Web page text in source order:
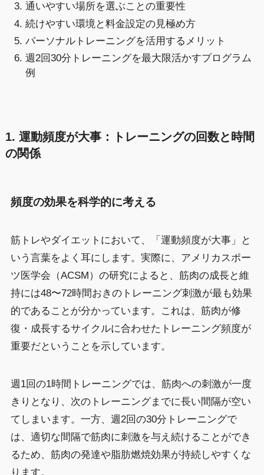
通いやすい場所を選ぶことの重要性
続けやすい環境と料金設定の見極め方
パーソナルトレーニングを活用するメリット
週2回30分トレーニングを最大限活かすプログラム
例
1. 運動頻度が大事：トレーニングの回数と時間
の関係
頻度の効果を科学的に考える
筋トレやダイエットにおいて、「運動頻度が大事」と
いう言葉をよく耳にします。実際に、アメリカスポー
ツ医学会（ACSM）の研究によると、筋肉の成長と維
持には48〜72時間おきのトレーニング刺激が最も効果
的であることが分かっています。これは、筋肉が修
復・成長するサイクルに合わせたトレーニング頻度が
重要だということを示しています。
週1回の1時間トレーニングでは、筋肉への刺激が一度
きりとなり、次のトレーニングまでに長い間隔が空い
てしまいます。一方、週2回の30分トレーニングで
は、適切な間隔で筋肉に刺激を与え続けることができ
るため、筋肉の発達や脂肪燃焼効果が持続しやすくな
ります。